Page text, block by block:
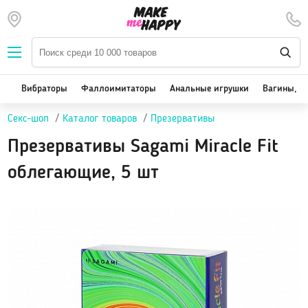
Вибраторы
Вакуум-волновые стимуляторы клитора
Реалистичные
Стимулятор точки G
Массажеры для тела
Вибраторы Фаллоимитаторы Анальные игрушки Вагины,
Секс-шоп Каталог товаров Презервативы
Презервативы Sagami Miracle Fit
облегающие, 5 шт